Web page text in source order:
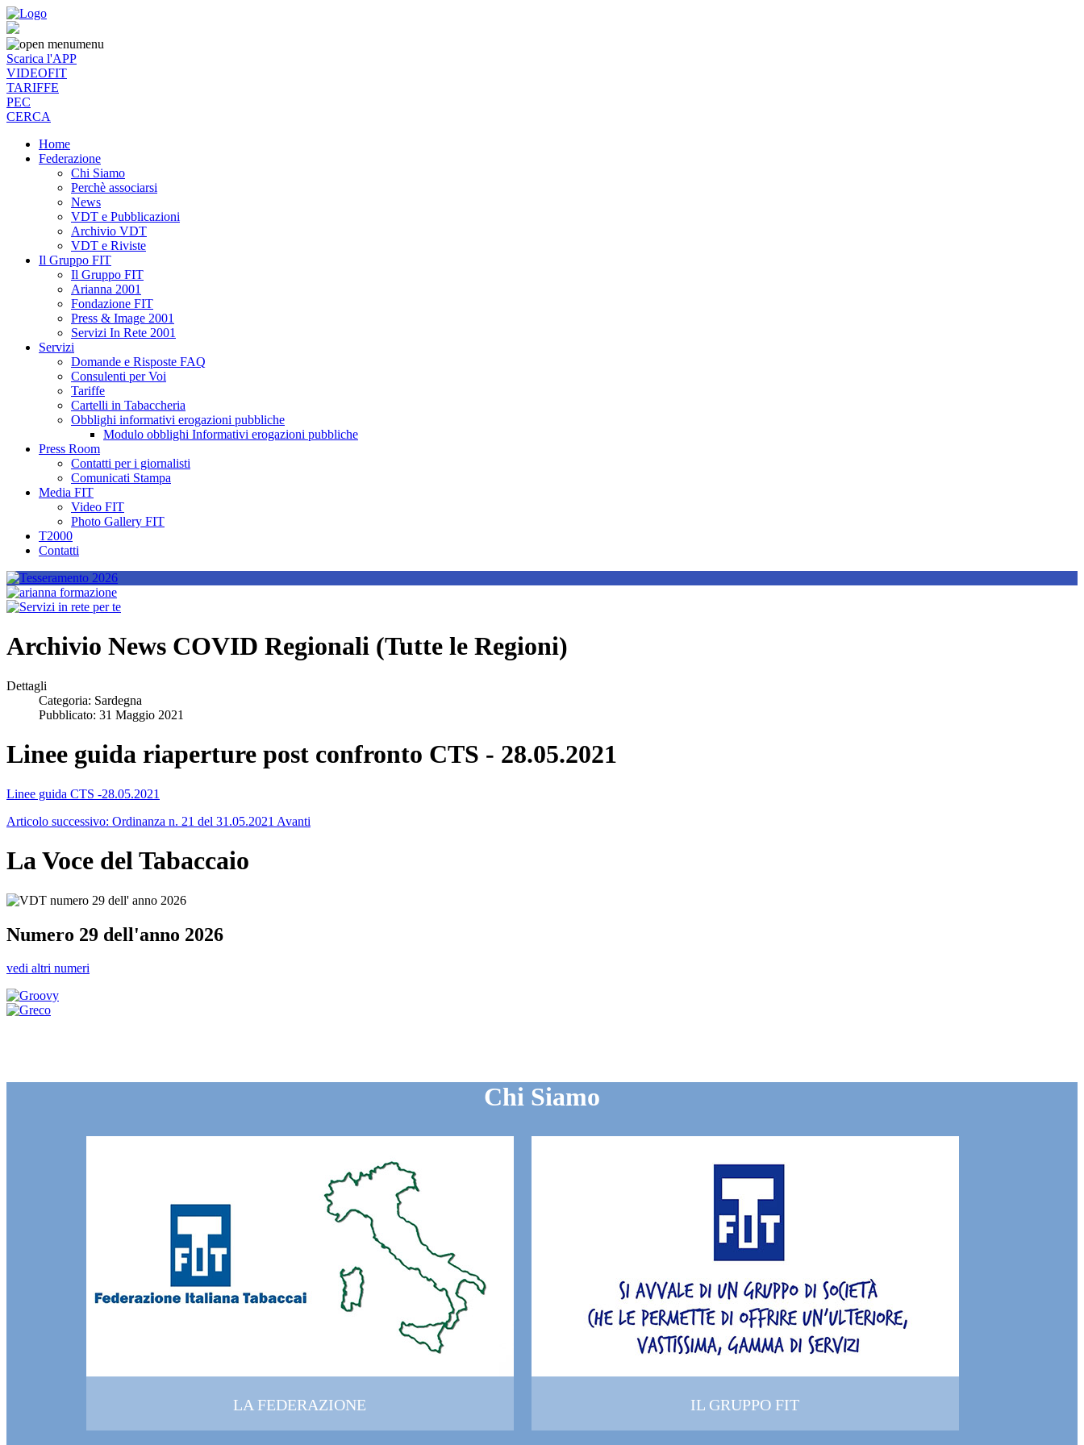
menu
Scarica l'APP
VIDEOFIT
TARIFFE
PEC
CERCA
Home
Federazione
Chi Siamo
Perchè associarsi
News
VDT e Pubblicazioni
Archivio VDT
VDT e Riviste
Il Gruppo FIT
Il Gruppo FIT
Arianna 2001
Fondazione FIT
Press & Image 2001
Servizi In Rete 2001
Servizi
Domande e Risposte FAQ
Consulenti per Voi
Tariffe
Cartelli in Tabaccheria
Obblighi informativi erogazioni pubbliche
Modulo obblighi Informativi erogazioni pubbliche
Press Room
Contatti per i giornalisti
Comunicati Stampa
Media FIT
Video FIT
Photo Gallery FIT
T2000
Contatti
Archivio News COVID Regionali (Tutte le Regioni)
Dettagli
Categoria: Sardegna
Pubblicato: 31 Maggio 2021
Linee guida riaperture post confronto CTS - 28.05.2021
Linee guida CTS -28.05.2021
Articolo successivo: Ordinanza n. 21 del 31.05.2021 Avanti
La Voce del Tabaccaio
Numero 29 dell'anno 2026
vedi altri numeri
Chi Siamo
LA FEDERAZIONE IL GRUPPO FIT